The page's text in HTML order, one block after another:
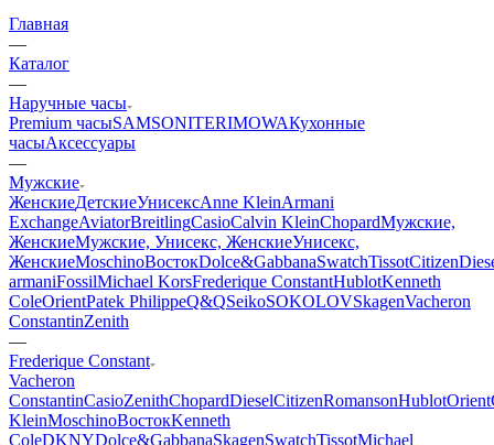
Главная
—
Каталог
—
Наручные часы
Premium часыSAMSONITERIMOWAКухонные
часыАксессуары
—
Мужские
ЖенскиеДетскиеУнисексAnne KleinArmani
ExchangeAviatorBreitlingCasioCalvin KleinChopardМужские,
ЖенскиеМужские, Унисекс, ЖенскиеУнисекс,
ЖенскиеMoschinoВостокDolce&GabbanaSwatchTissotCitizen
armaniFossilMichael KorsFrederique ConstantHublotKenneth
ColeOrientPatek PhilippeQ&QSeikoSOKOLOVSkagenVacheron
ConstantinZenith
—
Frederique Constant
Vacheron
ConstantinCasioZenithChopardDieselCitizenRomansonHublotOrient
KleinMoschinoВостокKenneth
ColeDKNYDolce&GabbanaSkagenSwatchTissotMichael